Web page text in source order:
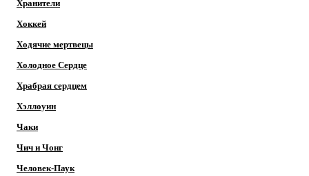
Хранители
Хоккей
Ходячие мертвецы
Холодное Сердце
Храбрая сердцем
Хэллоуин
Чаки
Чич и Чонг
Человек-Паук